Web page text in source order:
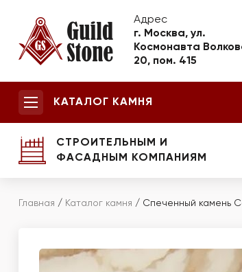
Адрес
г. Москва, ул.
Космонавта
20, пом. 415
КАТАЛОГ КАМНЯ
СТРОИТЕЛЬНЫМ И
ФАСАДНЫМ КОМПАНИЯМ
Главная / Каталог камня / Спеченный камень